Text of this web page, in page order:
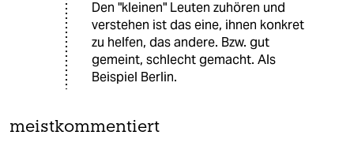
Den "kleinen" Leuten zuhören und
verstehen ist das eine, ihnen konkret
zu helfen, das andere. Bzw. gut
gemeint, schlecht gemacht. Als
Beispiel Berlin.
meistkommentiert